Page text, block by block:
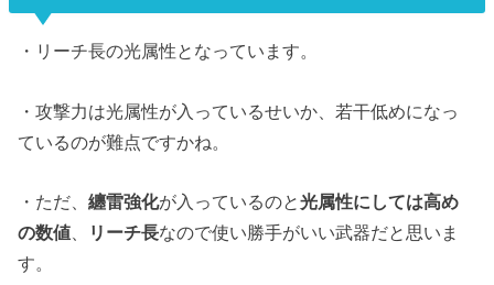
・リーチ長の光属性となっています。
・攻撃力は光属性が入っているせいか、若干低めになっ
ているのが難点ですかね。
・ただ、纏雷強化が入っているのと光属性にしては高め
の数値
リーチ長なので使い勝手がいい武器だと思いま
す。